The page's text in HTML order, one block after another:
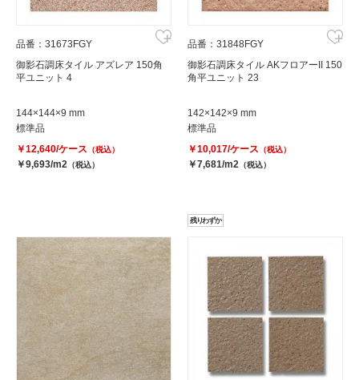
品番：31673FGY
御影石調床タイル アズレア 150角
平ユニット 4
144×144×9 mm
標準品
￥12,640/ケース （税込）
￥9,693/m2 （税込）
品番：31848FGY
御影石調床タイル AKフロアーII 150
角平ユニット 23
142×142×9 mm
標準品
￥10,017/ケース （税込）
￥7,681/m2 （税込）
残りわずか